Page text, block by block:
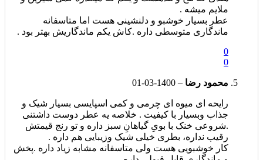
ملایم میشه .
عطر بسیار خوشبو و دلنشینی هست اما متاسفانه
ماندگاری متوسطی داره .کاش یکم ماندگاریش بهتر بود .
0
0
محمود رضا –
1400-03-01
رایحه ای میوه ای چرمی و کمی اسپایسی بسیار شیک و
جذاب وبسیار با کیفیت . خلاصه یه عطر دوست داشتنی
.شروعی خنک با بویِ گیاهانِ سبز داره و تو رنج قیمتش
رقیب نداره، بطری خیلی شیک وزیبایی هم داره .
کار خوشبویی هست ولی متاسفانه مشابه زیاد داره .پخش